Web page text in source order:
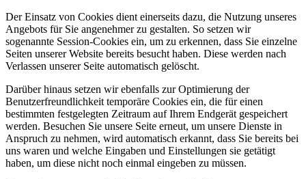
Der Einsatz von Cookies dient einerseits dazu, die Nutzung unseres
Angebots für Sie angenehmer zu gestalten. So setzen wir
sogenannte Session-Cookies ein, um zu erkennen, dass Sie einzelne
Seiten unserer Website bereits besucht haben. Diese werden nach
Verlassen unserer Seite automatisch gelöscht.
Darüber hinaus setzen wir ebenfalls zur Optimierung der
Benutzerfreundlichkeit temporäre Cookies ein, die für einen
bestimmten festgelegten Zeitraum auf Ihrem Endgerät gespeichert
werden. Besuchen Sie unsere Seite erneut, um unsere Dienste in
Anspruch zu nehmen, wird automatisch erkannt, dass Sie bereits bei
uns waren und welche Eingaben und Einstellungen sie getätigt
haben, um diese nicht noch einmal eingeben zu müssen.